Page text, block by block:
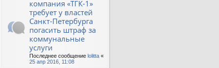
компания «ТГК-1»
требует у властей
Санкт-Петербурга
погасить штраф за
коммунальные
услуги
Последнее сообщение lolitta «
25 апр 2016, 11:08